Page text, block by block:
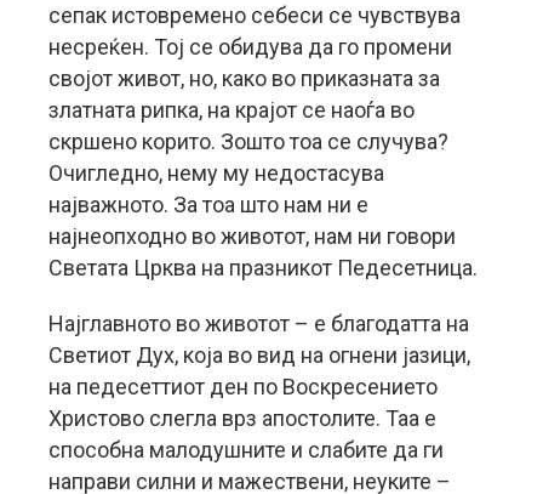
сепак истовремено себеси се чувствува
несреќен. Тој се обидува да го промени
својот живот, но, како во приказната за
златната рипка, на крајот се наоѓа во
скршено корито. Зошто тоа се случува?
Очигледно, нему му недостасува
најважното. За тоа што нам ни е
најнеопходно во животот, нам ни говори
Светата Црква на празникот Педесетница.
Најглавното во животот – е благодатта на
Светиот Дух, која во вид на огнени јазици,
на педесеттиот ден по Воскресението
Христово слегла врз апостолите. Таа е
способна малодушните и слабите да ги
направи силни и мажествени, неуките –